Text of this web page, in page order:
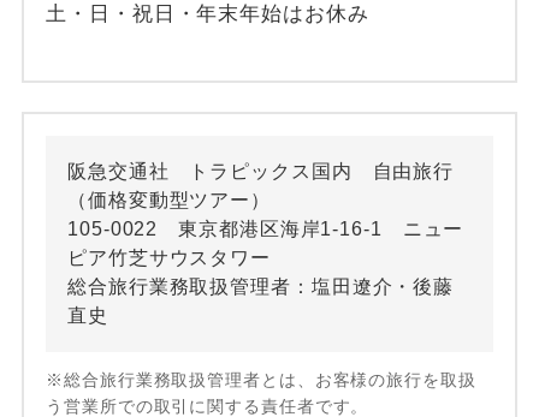
土・日・祝日・年末年始はお休み
阪急交通社 トラピックス国内 自由旅行
（価格変動型ツアー）
105-0022 東京都港区海岸1-16-1 ニュー
ピア竹芝サウスタワー
総合旅行業務取扱管理者：塩田遼介・後藤
直史
※総合旅行業務取扱管理者とは、お客様の旅行を取扱
う営業所での取引に関する責任者です。